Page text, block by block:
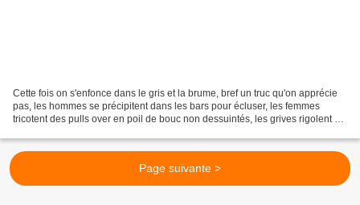
Cette fois on s'enfonce dans le gris et la brume, bref un truc qu'on apprécie
pas, les hommes se précipitent dans les bars pour écluser, les femmes
tricotent des pulls over en poil de bouc non dessuintés, les grives rigolent en
Page suivante >